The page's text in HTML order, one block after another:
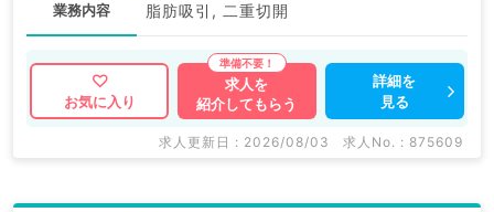
業務内容 脂肪吸引, 二重切開
お気に入り
求人を
紹介してもらう
詳細を
見る
求人更新日 : 2026/08/03 求人No. : 875609